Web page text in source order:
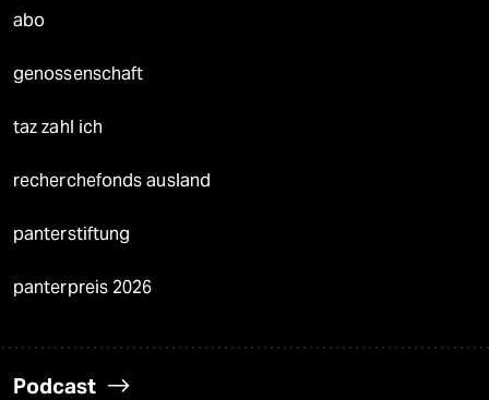
abo
genossenschaft
taz zahl ich
recherchefonds ausland
panterstiftung
panterpreis 2026
Podcast